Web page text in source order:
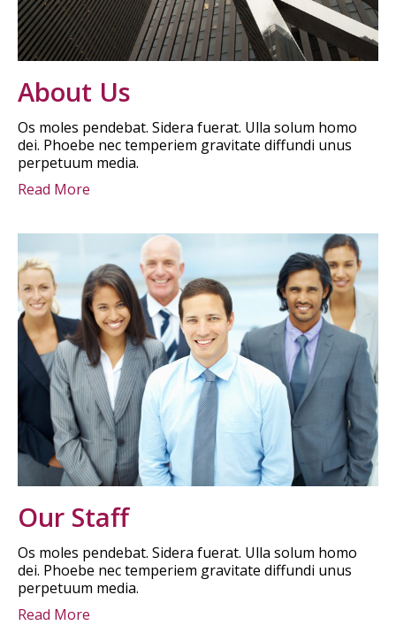
About Us
Os moles pendebat. Sidera fuerat. Ulla solum homo
dei. Phoebe nec temperiem gravitate diffundi unus
perpetuum media.
Read More
Our Staff
Os moles pendebat. Sidera fuerat. Ulla solum homo
dei. Phoebe nec temperiem gravitate diffundi unus
perpetuum media.
Read More